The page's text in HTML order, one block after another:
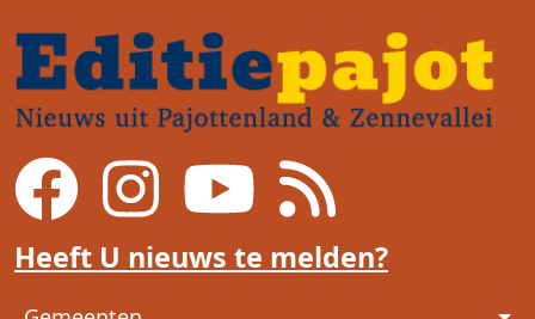
Heeft U nieuws te melden?
Voet